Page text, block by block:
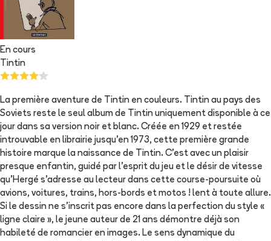
En cours
Tintin
La première aventure de Tintin en couleurs. Tintin au pays des
Soviets reste le seul album de Tintin uniquement disponible à ce
jour dans sa version noir et blanc. Créée en 1929 et restée
introuvable en librairie jusqu'en 1973, cette première grande
histoire marque la naissance de Tintin. C'est avec un plaisir
presque enfantin, guidé par l'esprit du jeu et le désir de vitesse
qu'Hergé s'adresse au lecteur dans cette course-poursuite où
avions, voitures, trains, hors-bords et motos ! lent à toute allure.
Si le dessin ne s'inscrit pas encore dans la perfection du style «
ligne claire », le jeune auteur de 21 ans démontre déjà son
habileté de romancier en images. Le sens dynamique du